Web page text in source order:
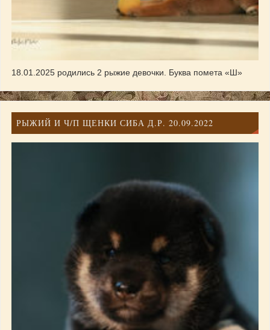
18.01.2025 родились 2 рыжие девочки. Буква помета «Ш»
РЫЖИЙ И Ч/П ЩЕНКИ СИБА Д.Р. 20.09.2022